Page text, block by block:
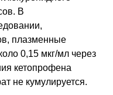
В
плазменные
0,15 мкг/мл через
кетопрофена
не кумулируется.